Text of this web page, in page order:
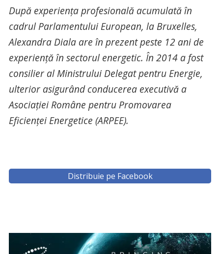
După experiența profesională acumulată în
cadrul Parlamentului European, la Bruxelles,
Alexandra Diala are în prezent peste 12 ani de
experiență în sectorul energetic. În 2014 a fost
consilier al Ministrului Delegat pentru Energie,
ulterior asigurând conducerea executivă a
Asociației Române pentru Promovarea
Eficienței Energetice (ARPEE).
Distribuie pe Facebook